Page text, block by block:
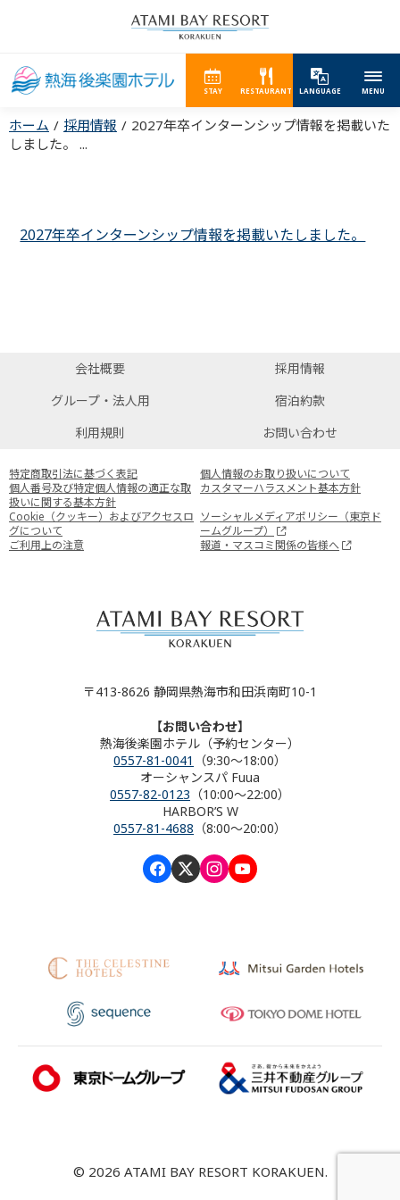
STAY RESTAURANT LANGUAGE MENU
ホーム 採用情報
2027年卒インターンシップ情報を掲載いた
しました。 ...
2027年卒インターンシップ情報を掲載いたしました。
会社概要
採用情報
グループ・法人用
宿泊約款
利用規則
お問い合わせ
特定商取引法に基づく表記
個人情報のお取り扱いについて
個人番号及び特定個人情報の適正な取
扱いに関する基本方針
カスタマーハラスメント基本方針
Cookie（クッキー）およびアクセスロ
グについて
ソーシャルメディアポリシー（東京ド
ームグループ）
ご利用上の注意
報道・マスコミ関係の皆様へ
〒413-8626 静岡県熱海市和田浜南町10-1
【お問い合わせ】
熱海後楽園ホテル（予約センター）
0557-81-0041
（9:30～18:00）
オーシャンスパ Fuua
0557-82-0123 （10:00～22:00）
HARBOR’S W
0557-81-4688 （8:00～20:00）
© 2026 ATAMI BAY RESORT KORAKUEN.